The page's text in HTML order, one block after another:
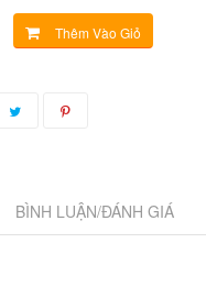
Thêm Vào Giỏ
BÌNH LUẬN/ĐÁNH GIÁ